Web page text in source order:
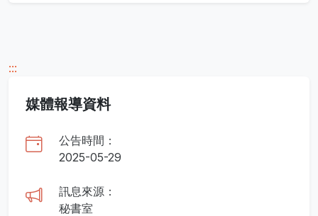
:::
媒體報導資料
公告時間：
2025-05-29
訊息來源：
秘書室